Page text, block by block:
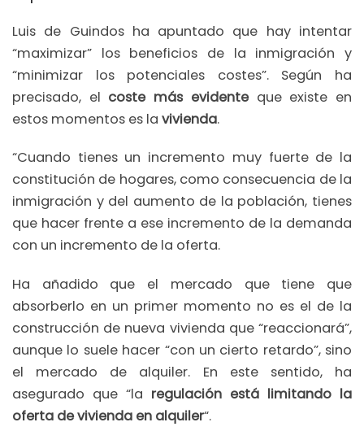
Luis de Guindos ha apuntado que hay intentar
“maximizar” los beneficios de la inmigración y
“minimizar los potenciales costes”. Según ha
precisado, el coste más evidenteque existe en
estos momentos es la vivienda.
“Cuando tienes un incremento muy fuerte de la
constitución de hogares, como consecuencia de la
inmigración y del aumento de la población, tienes
que hacer frente a ese incremento de la demanda
con un incremento de la oferta.
Ha añadido que el mercado que tiene que
absorberlo en un primer momento no es el de la
construcción de nueva vivienda que “reaccionará”,
aunque lo suele hacer “con un cierto retardo”, sino
el mercado de alquiler. En este sentido, ha
asegurado que “la regulación está limitando la
oferta de vivienda en alquiler“.